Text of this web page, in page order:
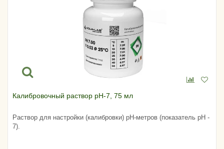
Калибровочный раствор pH-7, 75 мл
Раствор для настройки (калибровки) pH-метров (показатель pH -
7).